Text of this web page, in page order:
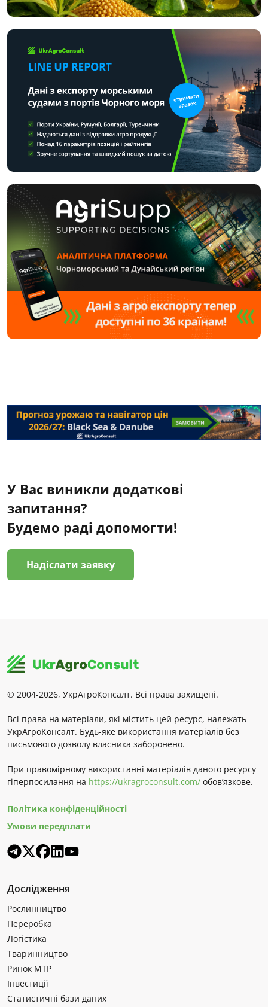
У Вас виникли додаткові
запитання?
Будемо раді допомогти!
Надіслати заявку
© 2004-2026, УкрАгроКонсалт. Всі права захищені.
Всі права на матеріали, які містить цей ресурс, належать
УкрАгроКонсалт. Будь-яке використання матеріалів без
письмового дозволу власника заборонено.
При правомірному використанні матеріалів даного ресурсу
гіперпосилання на https://ukragroconsult.com/ обов’язкове.
Політика конфіденційності
Умови передплати
Дослідження
Рослинництво
Переробка
Логістика
Тваринництво
Ринок МТР
Інвестиції
Статистичні бази даних